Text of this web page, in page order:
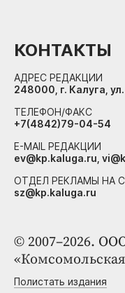
© 2007–2026.
Полистать издания
КОНТАКТЫ
АДРЕС РЕДАКЦИИ
248000, г. Калуга,
ТЕЛЕФОН/ФАКС
+7(4842)79-04-54
E-MAIL РЕДАКЦИИ
ev@kp.kaluga.ru,
ОТДЕЛ РЕКЛАМЫ НА
sz@kp.kaluga.ru